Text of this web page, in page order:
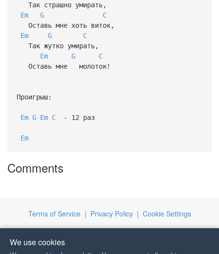
Так страшно умирать,
Em
G
C
Оставь мне хоть виток,
Em
G
C
Так жутко умирать,
Em
G
C
Оставь мне молоток!
Проигрыш:
Em G Em C- 12 раз
Em
Comments
Terms of Service| Privacy Policy| Cookie Settings
We use cookies